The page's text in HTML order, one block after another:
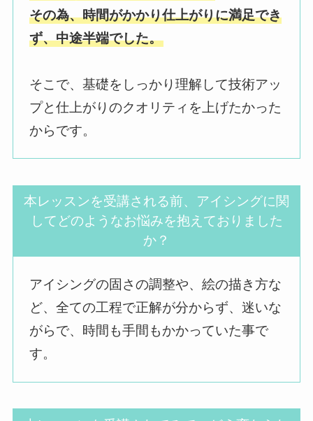
その為、時間がかかり仕上がりに満足でき
ず、中途半端でした。
そこで、基礎をしっかり理解して技術アッ
プと仕上がりのクオリティを上げたかった
からです。
本レッスンを受講される前、アイシングに関
してどのようなお悩みを抱えておりました
か？
アイシングの固さの調整や、絵の描き方な
ど、全ての工程で正解が分からず、迷いな
がらで、時間も手間もかかっていた事で
す。